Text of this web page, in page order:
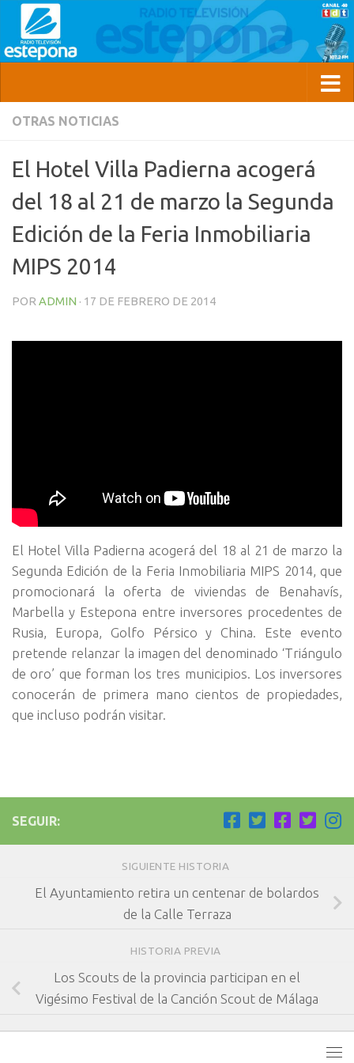
OTRAS NOTICIAS
El Hotel Villa Padierna acogerá
del 18 al 21 de marzo la Segunda
Edición de la Feria Inmobiliaria
MIPS 2014
POR ADMIN · 17 DE FEBRERO DE 2014
El Hotel Villa Padierna acogerá del 18 al 21 de marzo la
Segunda Edición de la Feria Inmobiliaria MIPS 2014, que
promocionará la oferta de viviendas de Benahavís,
Marbella y Estepona entre inversores procedentes de
Rusia, Europa, Golfo Pérsico y China. Este evento
pretende relanzar la imagen del denominado ‘Triángulo
de oro’ que forman los tres municipios. Los inversores
conocerán de primera mano cientos de propiedades,
que incluso podrán visitar.
SEGUIR:
SIGUIENTE HISTORIA
El Ayuntamiento retira un centenar de bolardos
de la Calle Terraza
HISTORIA PREVIA
Los Scouts de la provincia participan en el
Vigésimo Festival de la Canción Scout de Málaga